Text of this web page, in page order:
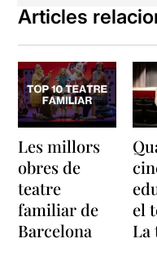
Articles
Les millors
obres de
teatre
familiar de
Barcelona
el
La